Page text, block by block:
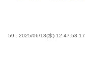
59 : 2025/06/18(水) 12:47:58.17